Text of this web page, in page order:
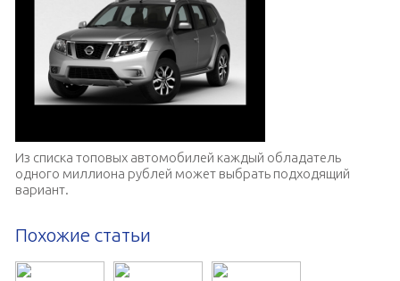
Из списка топовых автомобилей каждый обладатель
одного миллиона рублей может выбрать подходящий
вариант.
Похожие статьи